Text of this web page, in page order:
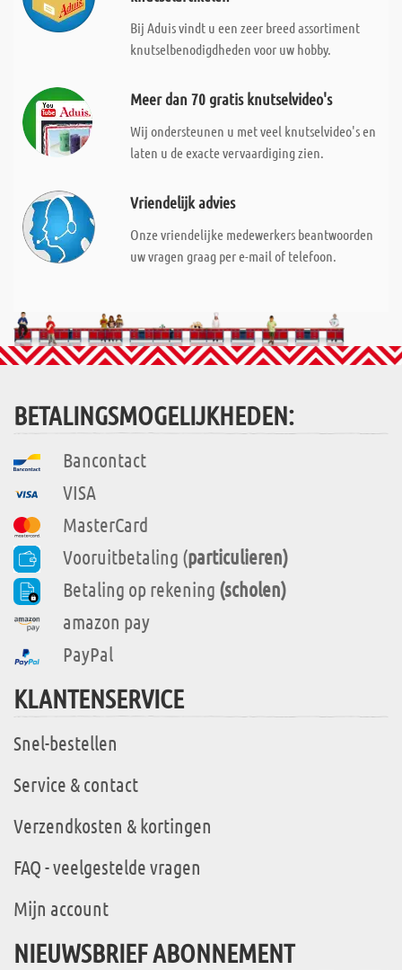
Bij Aduis vindt u een zeer breed assortiment
knutselbenodigdheden voor uw hobby.
Meer dan 70 gratis knutselvideo's
Wij ondersteunen u met veel knutselvideo's en
laten u de exacte vervaardiging zien.
Vriendelijk advies
Onze vriendelijke medewerkers beantwoorden
uw vragen graag per e-mail of telefoon.
BETALINGSMOGELIJKHEDEN:
Bancontact
VISA
MasterCard
Vooruitbetaling (particulieren)
Betaling op rekening (scholen)
amazon pay
PayPal
KLANTENSERVICE
Snel-bestellen
Service & contact
Verzendkosten & kortingen
FAQ - veelgestelde vragen
Mijn account
NIEUWSBRIEF ABONNEMENT